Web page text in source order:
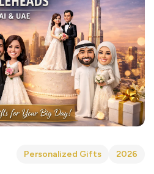
2026
Personalized Gifts